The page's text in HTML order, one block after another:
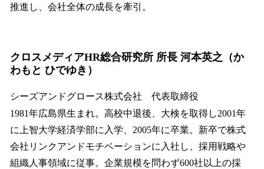
推進し、会社全体の成長を牽引。
クロスメディアHR総合研究所 所長 河本英之（か
わもと ひでゆき）
シーズアンドグロース株式会社 代表取締役
1981年広島県生まれ。高校中退後、大検を取得し2001年
に上智大学経済学部に入学、2005年に卒業。新卒で株式
会社リンクアンドモチベーションに入社し、採用戦略や
組織人事領域に従事。企業規模を問わず600社以上の採